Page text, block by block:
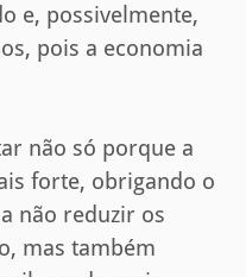
e, possivelmente,
pois a economia
não só porque a
forte, obrigando o
não reduzir os
mas também